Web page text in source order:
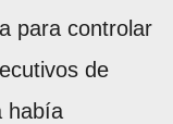
para controlar
de
había